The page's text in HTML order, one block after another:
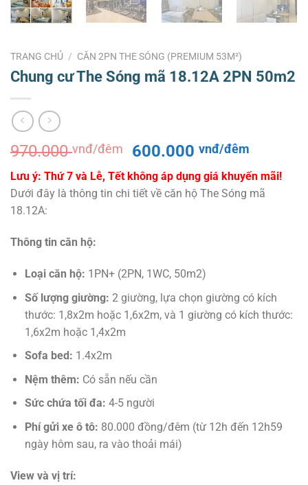
TRANG CHỦ / CĂN 2PN THE SÓNG (PREMIUM 53M²)
Chung cư The Sóng mã 18.12A 2PN 50m2
970.000vnđ/đêm
Giá
gốc
là:
970.000 vnđ/
600.000vnđ/đêm
hiện
tại
là:
Lưu ý: Thứ 7 và Lễ, Tết không áp dụng giá khuyến mãi!
Dưới đây là thông tin chi tiết về căn hộ The Sóng mã
18.12A:
Thông tin căn hộ:
Loại căn hộ: 1PN+ (2PN, 1WC, 50m2)
Số lượng giường: 2 giường, lựa chọn giường có kích
thước: 1,8x2m hoặc 1,6x2m, và 1 giường có kích thước:
1,6x2m hoặc 1,4x2m
Sofa bed: 1.4x2m
Nệm thêm: Có sẵn nếu cần
Sức chứa tối đa: 4-5 người
Phí gửi xe ô tô: 80.000 đồng/đêm (từ 12h đến 12h59
ngày hôm sau, ra vào thoải mái)
View và vị trí: